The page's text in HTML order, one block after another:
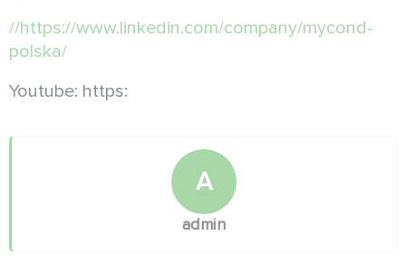
//https://www.linkedin.com/company/mycond-
polska/
Youtube: https:
A
admin